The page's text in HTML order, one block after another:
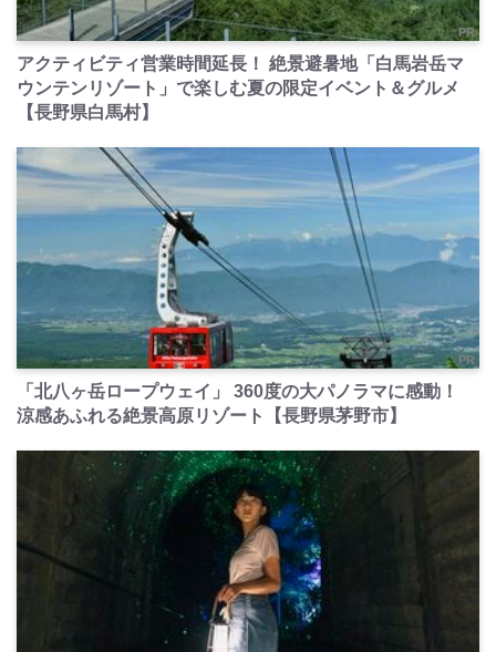
PR
アクティビティ営業時間延長！ 絶景避暑地「白馬岩岳マ
ウンテンリゾート」で楽しむ夏の限定イベント＆グルメ
【長野県白馬村】
PR
「北八ヶ岳ロープウェイ」 360度の大パノラマに感動！
涼感あふれる絶景高原リゾート【長野県茅野市】